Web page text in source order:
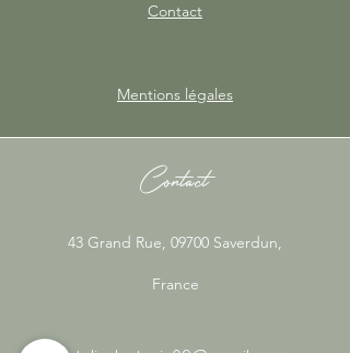
Contact
Mentions légales
Contact
43 Grand Rue, 09700 Saverdun,
France